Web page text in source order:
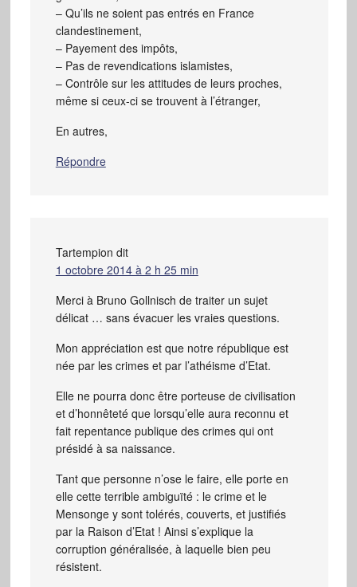
– Qu’ils ne soient pas entrés en France
clandestinement,
– Payement des impôts,
– Pas de revendications islamistes,
– Contrôle sur les attitudes de leurs proches,
même si ceux-ci se trouvent à l’étranger,
En autres,
Répondre
Tartempion dit
1 octobre 2014 à 2 h 25 min
Merci à Bruno Gollnisch de traiter un sujet
délicat … sans évacuer les vraies questions.
Mon appréciation est que notre république est
née par les crimes et par l’athéisme d’Etat.
Elle ne pourra donc être porteuse de civilisation
et d’honnêteté que lorsqu’elle aura reconnu et
fait repentance publique des crimes qui ont
présidé à sa naissance.
Tant que personne n’ose le faire, elle porte en
elle cette terrible ambiguïté : le crime et le
Mensonge y sont tolérés, couverts, et justifiés
par la Raison d’Etat ! Ainsi s’explique la
corruption généralisée, à laquelle bien peu
résistent.